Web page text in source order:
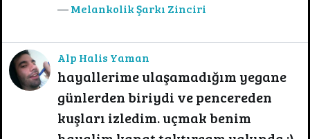
Melankolik Şarkı Zinciri
Alp Halis Yaman
hayallerime ulaşamadığım yegane
günlerden biriydi ve pencereden
kuşları izledim. uçmak benim